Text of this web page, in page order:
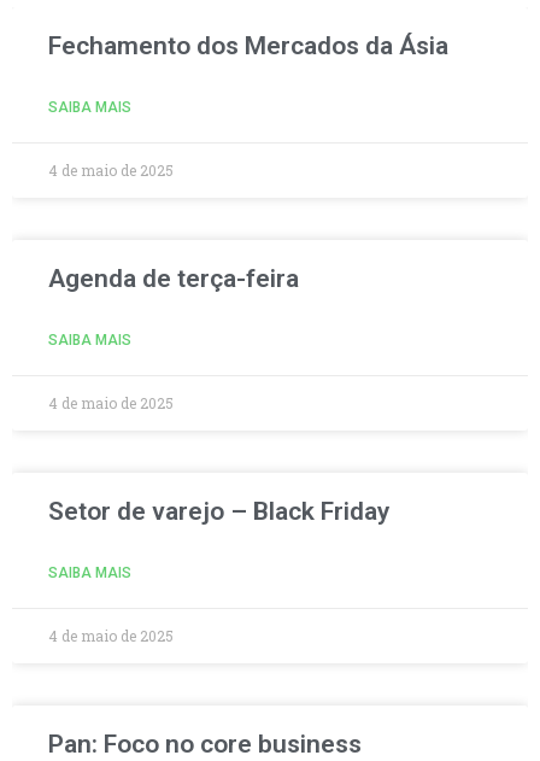
Fechamento dos Mercados da Ásia
SAIBA MAIS
4 de maio de 2025
Agenda de terça-feira
SAIBA MAIS
4 de maio de 2025
Setor de varejo – Black Friday
SAIBA MAIS
4 de maio de 2025
Pan: Foco no core business